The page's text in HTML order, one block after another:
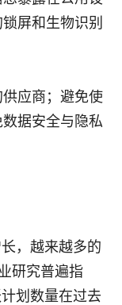
屏和生物识别
应商；避免使
据安全与隐私
，越来越多的
研究普遍指
划数量在过去